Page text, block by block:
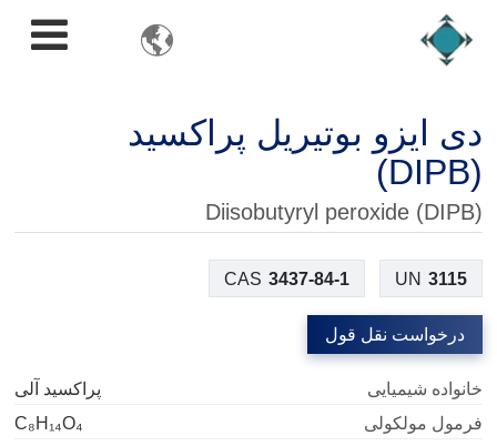

دی ایزو بوتیریل پراکسید
(DIPB)
Diisobutyryl peroxide (DIPB)
CAS 3437-84-1 UN 3115
درخواست نقل قول
خانواده شیمیایی
پراکسید آلی
فرمول مولکولی
C₈H₁₄O₄